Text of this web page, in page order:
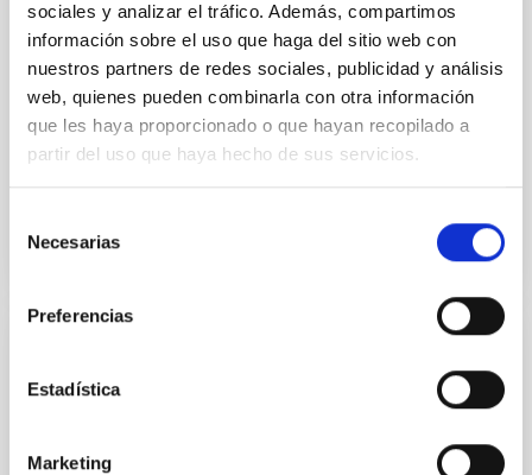
sociales y analizar el tráfico. Además, compartimos
información sobre el uso que haga del sitio web con
nuestros partners de redes sociales, publicidad y análisis
web, quienes pueden combinarla con otra información
que les haya proporcionado o que hayan recopilado a
partir del uso que haya hecho de sus servicios.
Necesarias
Preferencias
Estadística
Marketing
Ampliar los objetivos de la colaboración para permitir
que los experimentos de campo LGS-AO sean
realizados en el telescopio WHT de La Palma en
colaboración científica con el equipo de sistemas de
Fecha en vigor 01/02/2017
31/12/2020
el IAC, Fundación CajaCanarias y Fundación
Becas de Doctorado